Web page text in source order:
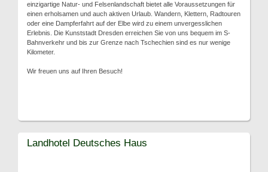
einzigartige Natur- und Felsenlandschaft bietet alle Voraussetzungen für
einen erholsamen und auch aktiven Urlaub. Wandern, Klettern, Radtouren
oder eine Dampferfahrt auf der Elbe wird zu einem unvergesslichen
Erlebnis. Die Kunststadt Dresden erreichen Sie von uns bequem im S-
Bahnverkehr und bis zur Grenze nach Tschechien sind es nur wenige
Kilometer.
Wir freuen uns auf Ihren Besuch!
Landhotel Deutsches Haus